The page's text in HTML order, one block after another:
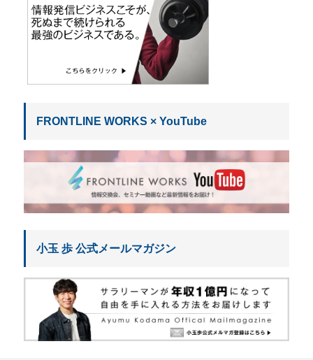
FRONTLINE WORKS × YouTube
小玉 歩 公式メールマガジン